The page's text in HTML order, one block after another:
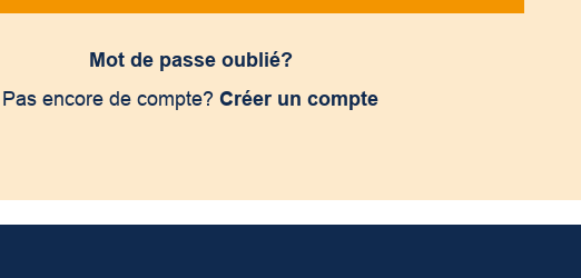
Mot de passe oublié?
Pas encore de compte? Créer un compte